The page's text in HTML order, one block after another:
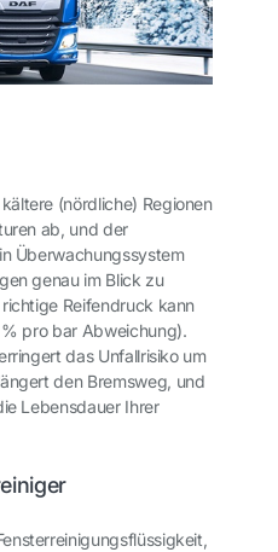
(nördliche) Regionen
ab, und der
Überwachungssystem
genau im Blick zu
Reifendruck kann
pro bar Abweichung).
das Unfallrisiko um
den Bremsweg, und
Lebensdauer Ihrer